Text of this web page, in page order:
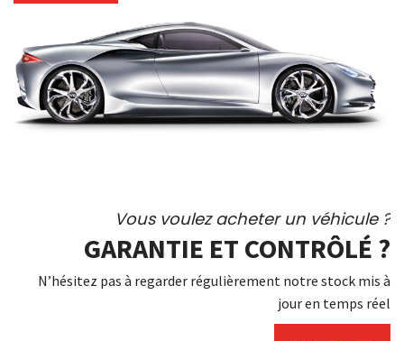
Vous voulez acheter un véhicule ?
GARANTIE ET CONTRÔLÉ ?
N’hésitez pas à regarder régulièrement notre stock mis à
jour en temps réel